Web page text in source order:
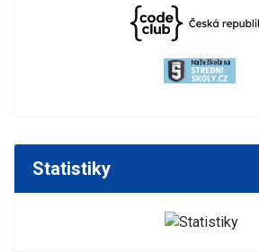
Statistiky